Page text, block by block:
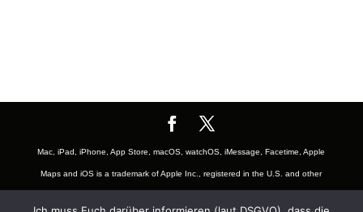
Mac, iPad, iPhone, App Store, macOS, watchOS, iMessage, Facetime, Apple
Maps and iOS is a trademark of Apple Inc., registered in the U.S. and other